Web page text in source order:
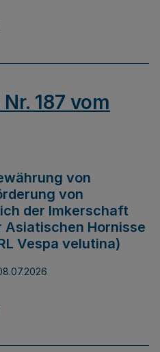
187 vom
von
von
der Imkerschaft
Asiatischen Hornisse
Vespa velutina)